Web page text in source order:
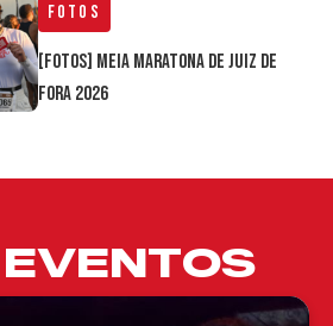
Fotos
[FOTOS] Meia Maratona de Juiz de
Fora 2026
EVENTOS